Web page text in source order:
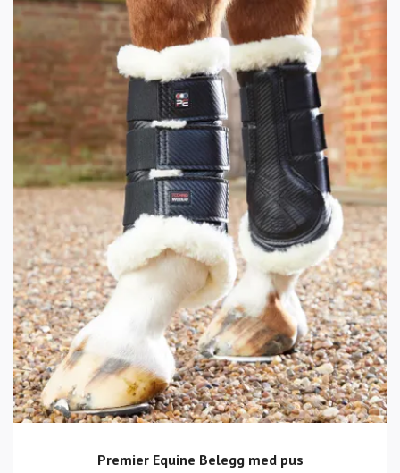
Premier Equine Belegg med pus